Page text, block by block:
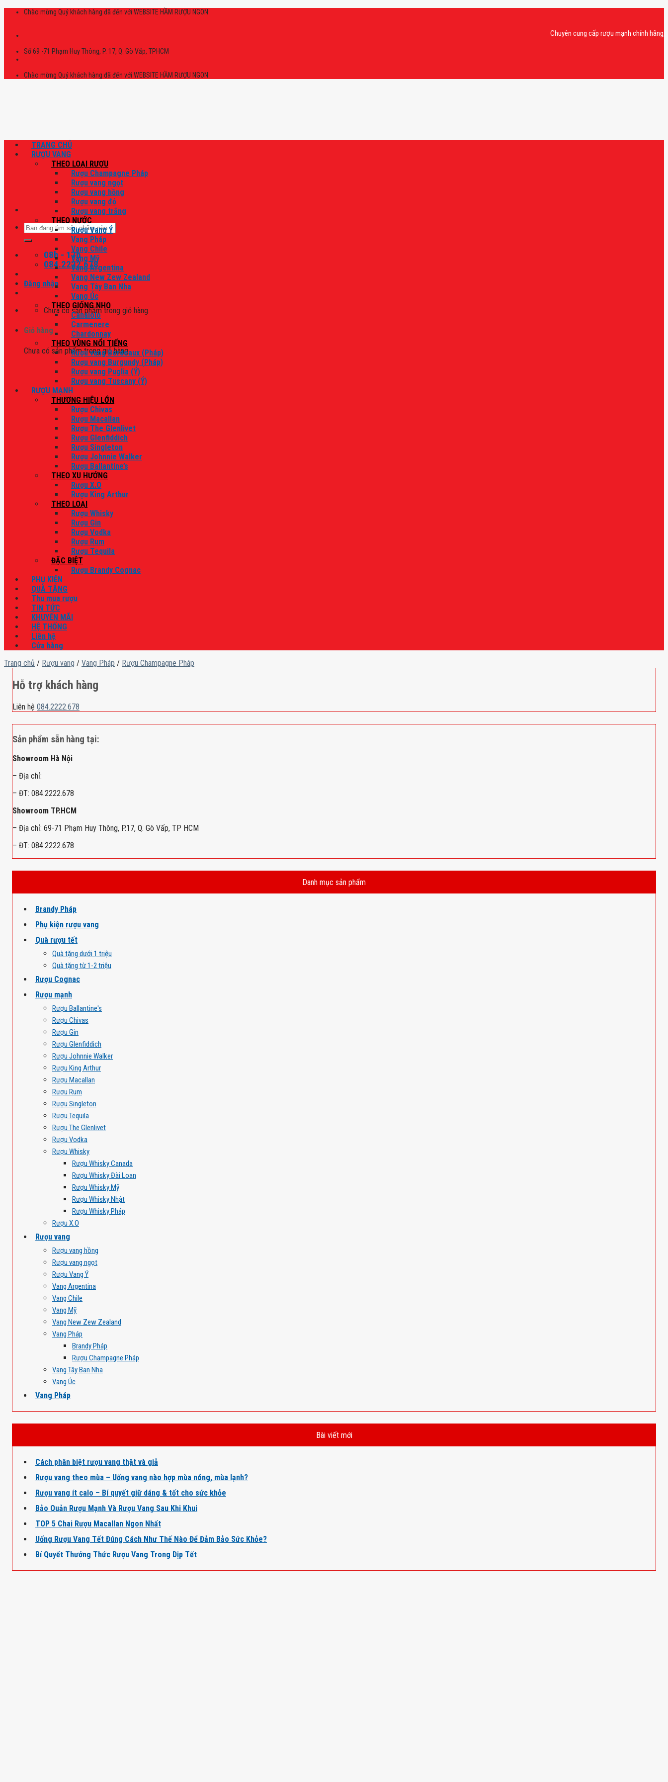
Skip
Chào mừng Quý khách hàng đã đến với WEBSITE HẦM RƯỢU NGON
Chuyên cung cấp rượu mạnh chính hãng,
Số 69 -71 Phạm Huy Thông, P. 17, Q. Gò Vấp, TPHCM
Chào mừng Quý khách hàng đã đến với WEBSITE HẦM RƯỢU NGON
Tìm
kiếm:
08h - 17h
084.2222.678
Đăng nhập
Chưa có sản phẩm trong giỏ hàng.
Giỏ hàng
Chưa có sản phẩm trong giỏ hàng.
TRANG CHỦ
RƯỢU VANG
THEO LOẠI RƯỢU
Rượu Champagne Pháp
Rượu vang ngọt
Rượu vang hồng
Rượu vang đỏ
Rượu vang trắng
THEO NƯỚC
Rượu Vang Ý
Vang Pháp
Vang Chile
Vang Mỹ
Vang Argentina
Vang New Zew Zealand
Vang Tây Ban Nha
Vang Úc
THEO GIỐNG NHO
Canaiolo
Carmenere
Chardonnay
THEO VÙNG NỔI TIẾNG
Rượu vang Bordeaux (Pháp)
Rượu vang Burgundy (Pháp)
Rượu vang Puglia (Ý)
Rượu vang Tuscany (Ý)
RƯỢU MẠNH
THƯƠNG HIỆU LỚN
Rượu Chivas
Rượu Macallan
Rượu The Glenlivet
Rượu Glenfiddich
Rượu Singleton
Rượu Johnnie Walker
Rượu Ballantine’s
THEO XU HƯỚNG
Rượu X.O
Rượu King Arthur
THEO LOẠI
Rượu Whisky
Rượu Gin
Rượu Vodka
Rượu Rum
Rượu Tequila
ĐẶC BIỆT
Rượu Brandy Cognac
PHỤ KIỆN
QUÀ TẶNG
Thu mua rượu
TIN TỨC
KHUYẾN MÃI
HỆ THỐNG
Liên hệ
Cửa hàng
Trang chủ / Rượu vang / Vang Pháp / Rượu Champagne Pháp
Hỗ trợ khách hàng
Liên hệ 084.2222.678
Sản phẩm sẵn hàng tại:
Showroom Hà Nội
– Địa chỉ:
– ĐT: 084.2222.678
Showroom TP.HCM
– Địa chỉ: 69-71 Phạm Huy Thông, P.17, Q. Gò Vấp, TP HCM
– ĐT: 084.2222.678
Danh mục sản phẩm
Brandy Pháp
Phụ kiện rượu vang
Quà rượu tết
Quà tặng dưới 1 triệu
Quà tặng từ 1-2 triệu
Rượu Cognac
Rượu mạnh
Rượu Ballantine's
Rượu Chivas
Rượu Gin
Rượu Glenfiddich
Rượu Johnnie Walker
Rượu King Arthur
Rượu Macallan
Rượu Rum
Rượu Singleton
Rượu Tequila
Rượu The Glenlivet
Rượu Vodka
Rượu Whisky
Rượu Whisky Canada
Rượu Whisky Đài Loan
Rượu Whisky Mỹ
Rượu Whisky Nhật
Rượu Whisky Pháp
Rượu X.O
Rượu vang
Rượu vang hồng
Rượu vang ngọt
Rượu Vang Ý
Vang Argentina
Vang Chile
Vang Mỹ
Vang New Zew Zealand
Vang Pháp
Brandy Pháp
Rượu Champagne Pháp
Vang Tây Ban Nha
Vang Úc
Vang Pháp
Bài viết mới
Cách phân biệt rượu vang thật và giả
Rượu vang theo mùa – Uống vang nào hợp mùa nóng, mùa lạnh?
Rượu vang ít calo – Bí quyết giữ dáng & tốt cho sức khỏe
Bảo Quản Rượu Mạnh Và Rượu Vang Sau Khi Khui
TOP 5 Chai Rượu Macallan Ngon Nhất
Uống Rượu Vang Tết Đúng Cách Như Thế Nào Để Đảm Bảo Sức Khỏe?
Bí Quyết Thưởng Thức Rượu Vang Trong Dịp Tết